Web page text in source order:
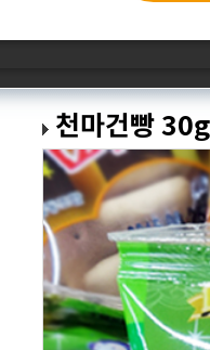
천마건빵